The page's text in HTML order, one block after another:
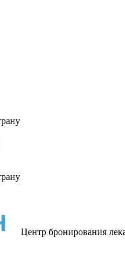
Центр бронирования